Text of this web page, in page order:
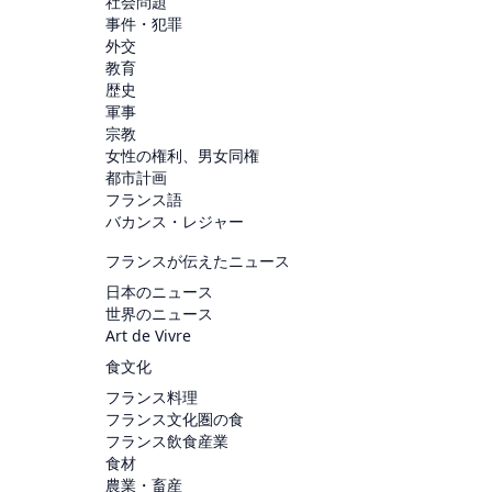
事件・犯罪
外交
教育
歴史
軍事
宗教
女性の権利、男女同権
都市計画
フランス語
バカンス・レジャー
フランスが伝えたニュース
日本のニュース
世界のニュース
Art de Vivre
食文化
フランス料理
フランス文化圏の食
フランス飲食産業
食材
農業・畜産